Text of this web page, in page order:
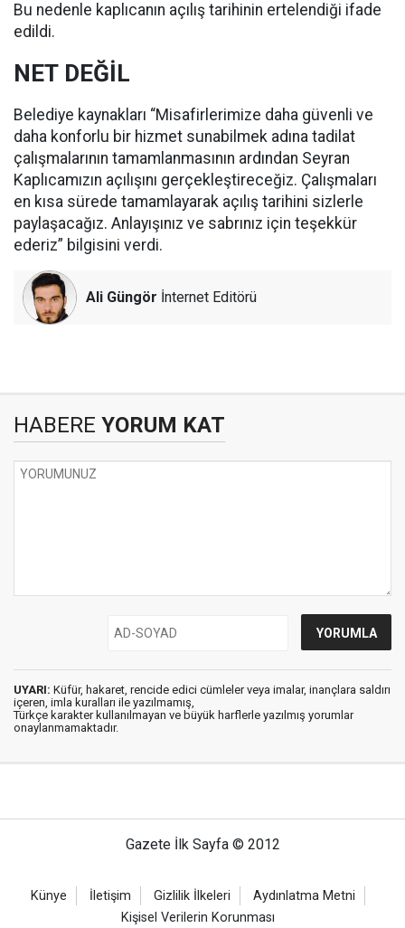
Bu nedenle kaplıcanın açılış tarihinin ertelendiği ifade
edildi.
NET DEĞİL
Belediye kaynakları “Misafirlerimize daha güvenli ve
daha konforlu bir hizmet sunabilmek adına tadilat
çalışmalarının tamamlanmasının ardından Seyran
Kaplıcamızın açılışını gerçekleştireceğiz. Çalışmaları
en kısa sürede tamamlayarak açılış tarihini sizlerle
paylaşacağız. Anlayışınız ve sabrınız için teşekkür
ederiz” bilgisini verdi.
Ali Güngör İnternet Editörü
HABERE YORUM KAT
UYARI: Küfür, hakaret, rencide edici cümleler veya imalar, inançlara saldırı
içeren, imla kuralları ile yazılmamış,
Türkçe karakter kullanılmayan ve büyük harflerle yazılmış yorumlar
onaylanmamaktadır.
Gazete İlk Sayfa © 2012
Künye İletişim Gizlilik İlkeleri
Aydınlatma Metni
Kişisel Verilerin Korunması